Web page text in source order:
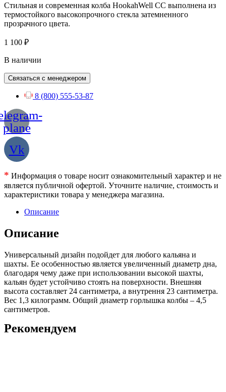
Стильная и современная колба HookahWell CC выполнена из
термостойкого высокопрочного стекла затемненного
прозрачного цвета.
1 100 ₽
В наличии
Связаться с менеджером
8 (800) 555-53-87
plane
Vk
* Информация о товаре носит ознакомительный характер и не
является публичной офертой. Уточните наличие, стоимость и
характеристики товара у менеджера магазина.
Описание
Описание
Универсальный дизайн подойдет для любого кальяна и
шахты. Ее особенностью является увеличенный диаметр дна,
благодаря чему даже при использовании высокой шахты,
кальян будет устойчиво стоять на поверхности. Внешняя
высота составляет 24 сантиметра, а внутрення 23 сантиметра.
Вес 1,3 килограмм. Общий диаметр горлышка колбы – 4,5
сантиметров.
Рекомендуем